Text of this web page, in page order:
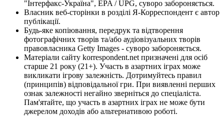
"Інтерфакс-Україна", EPA / UPG, суворо забороняється.
Власник веб-сторінки в розділі Я-Корреспондент є автор
публікації.
Будь-яке копіювання, передрук та відтворення
фотографічних творів та/або аудіовізуальних творів
правовласника Getty Images - суворо забороняється.
Матеріали сайту korrespondent.net призначені для осіб
старше 21 року (21+). Участь в азартних іграх може
викликати ігрову залежність. Дотримуйтесь правил
(принципів) відповідальної гри. При виявленні перших
ознак залежності негайно зверніться до спеціаліста.
Пам'ятайте, що участь в азартних іграх не може бути
джерелом доходів або альтернативою роботі.